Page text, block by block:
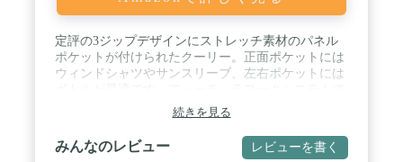
定評の3ジップデザインにストレッチ素材のパネル
ポケットが付けられたクーリー。正面ポケットには
ウィンドシャツやサンスリーブ、左右ポケットには
抜群のフィットを実現し、ウエストベルトは取り外
し可能なので、テクニカルデイハイクからアクティ
ブな日常生活まで様々シーンで活躍します。 / 容量
25L / 重量 約1.3kg
続きを見る
みんなのレビュー レビューを書く